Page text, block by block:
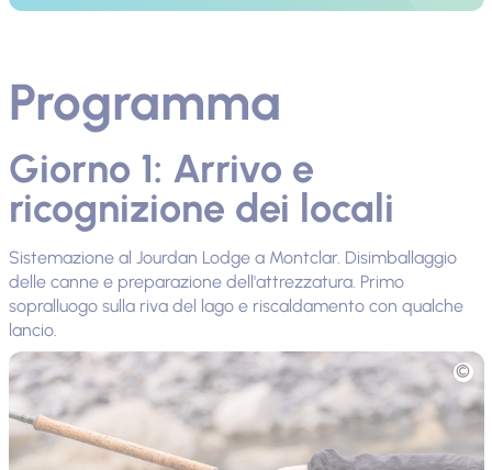
Programma
Giorno 1: Arrivo e
ricognizione dei locali
Sistemazione al Jourdan Lodge a Montclar. Disimballaggio
delle canne e preparazione dell'attrezzatura. Primo
sopralluogo sulla riva del lago e riscaldamento con qualche
lancio.
Foto